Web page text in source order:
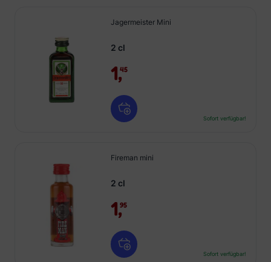
Jagermeister Mini
2 cl
1,45
Sofort verfügbar!
Fireman mini
2 cl
1,95
Sofort verfügbar!